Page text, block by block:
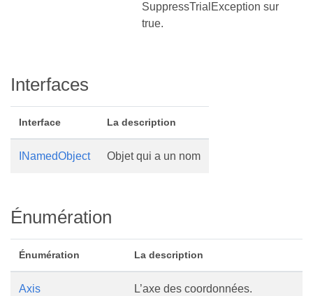
SuppressTrialException sur
true.
Interfaces
Interface La description
INamedObject Objet qui a un nom
Énumération
Énumération La description
Axis L’axe des coordonnées.